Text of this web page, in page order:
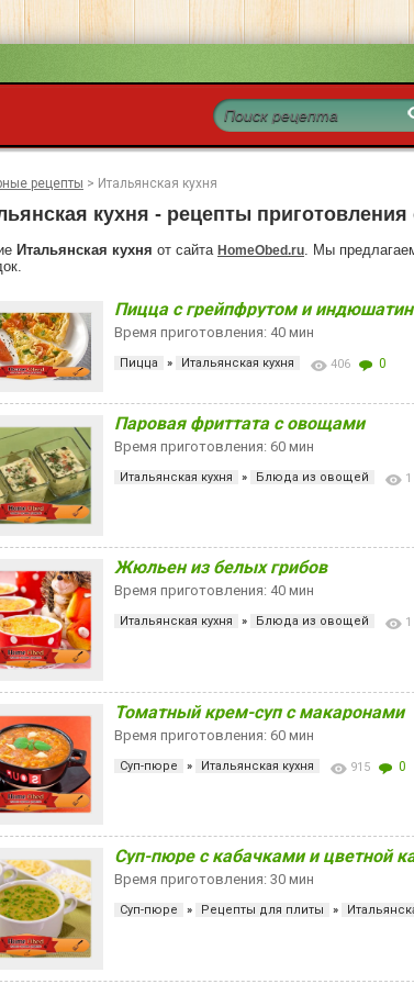
рецепты > Итальянская кухня
кухня - рецепты
Итальянская кухня от сайта HomeObed.ru. Мы
Пицца с грейпфрутом и
Время приготовления: 40 мин
Пицца » Итальянская кухня 406 0
Паровая фриттата с овощами
Время приготовления: 60 мин
Итальянская кухня » Блюда из овощей
Жюльен из белых грибов
Время приготовления: 40 мин
Итальянская кухня » Блюда из овощей
Томатный крем-суп с макаронами
Время приготовления: 60 мин
Суп-пюре » Итальянская кухня 915 0
Суп-пюре с кабачками и цветной
Время приготовления: 30 мин
Суп-пюре » Рецепты для плиты »